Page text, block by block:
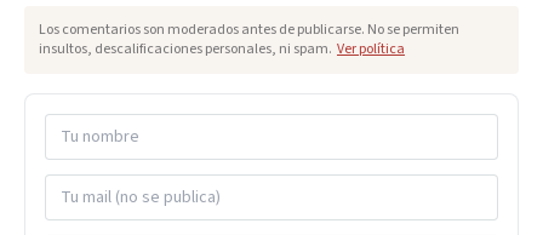
Los comentarios son moderados antes de publicarse. No se permiten
insultos, descalificaciones personales, ni spam. Ver política